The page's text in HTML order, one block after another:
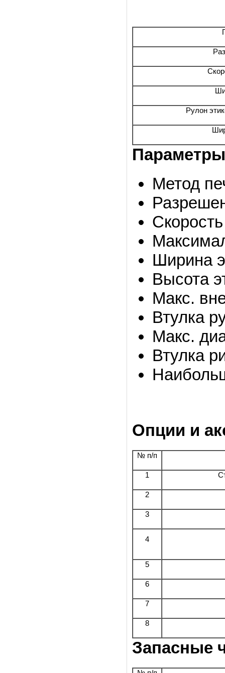
Рулон
Метод
Ширина
Высота
Макс.
Втулка
Макс.
Втулка
Опции и
№ п/п
1
2
3
4
5
6
7
8
Запасные